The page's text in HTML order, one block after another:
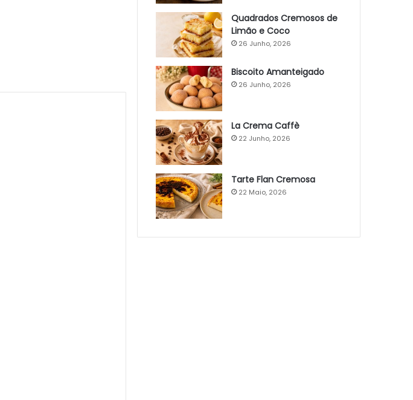
Quadrados Cremosos de
Limão e Coco
26 Junho, 2026
Biscoito Amanteigado
26 Junho, 2026
La Crema Caffè
22 Junho, 2026
Tarte Flan Cremosa
22 Maio, 2026